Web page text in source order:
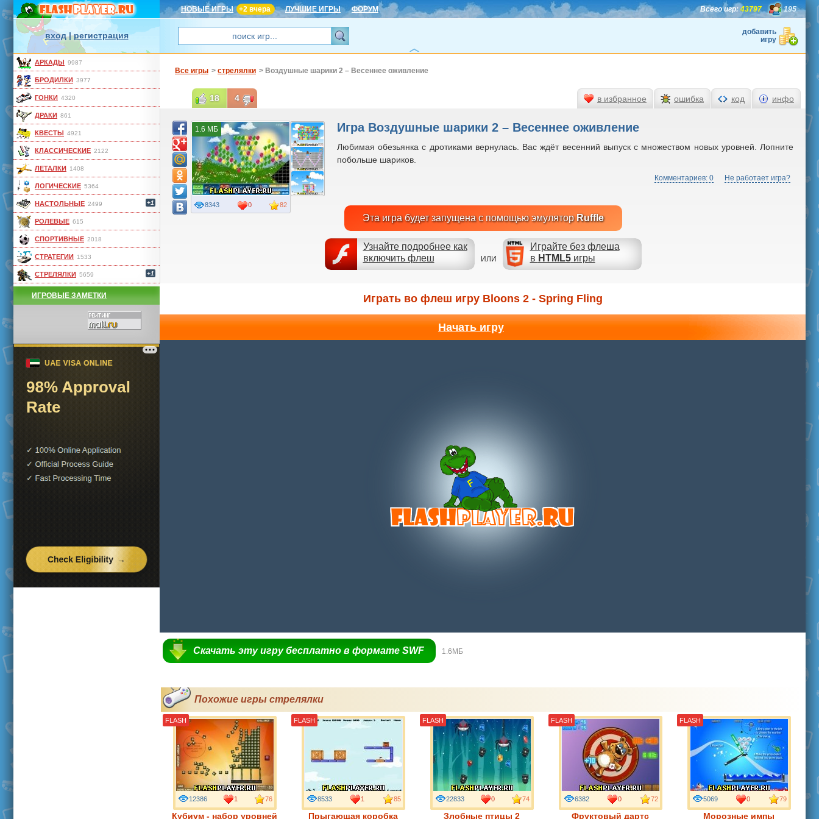
НОВЫЕ ИГРЫ +2 вчера ЛУЧШИЕ ИГРЫ ФОРУМ 195
Всего игр:43797
вход|регистрация
добавить
игру
АРКАДЫ 9987
БРОДИЛКИ 3977
ГОНКИ 4320
ДРАКИ 861
КВЕСТЫ 4921
КЛАССИЧЕСКИЕ 2122
ЛЕТАЛКИ 1408
ЛОГИЧЕСКИЕ 5364
НАСТОЛЬНЫЕ 2499 +1
РОЛЕВЫЕ 615
СПОРТИВНЫЕ 2018
СТРАТЕГИИ 1533
СТРЕЛЯЛКИ 5659 +1
ИГРОВЫЕ ЗАМЕТКИ
Все игры > стрелялки > Воздушные шарики 2 – Весеннее оживление
Игра Воздушные шарики 2 – Весеннее оживление
Любимая обезьянка с дротиками вернулась. Вас ждёт весенний выпуск с множеством новых уровней. Лопните
побольше шариков.
Комментариев: 0 Не работает игра?
Эта игра будет запущена с помощью эмулятор Ruffle
Узнайте подробнее как
включить флеш
ИЛИ
Играйте без флеша
в HTML5игры
82
8343 0
1.6 МБ
18 4 в избранное ошибка код инфо
Играть во флеш игру Bloons 2 - Spring Fling
Начать игру
Скачать эту игру бесплатно в формате SWF 1.6МБ
Похожие игры стрелялки
Кубиум - набор уровней
12386 1 76
FLASH
Прыгающая коробка
8533 1 85
FLASH
Злобные птицы 2
22833 0 74
FLASH
Фруктовый дартс
6382 0 72
FLASH
Морозные импы
5069 0 79
FLASH